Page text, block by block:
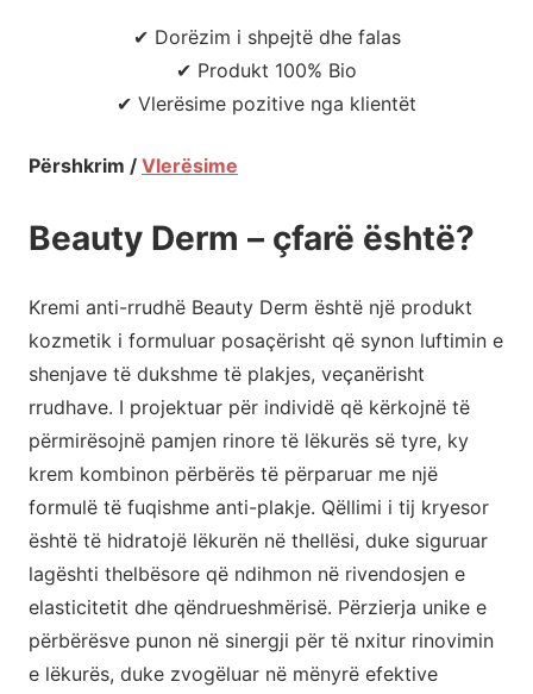
✔ Dorëzim i shpejtë dhe falas
✔ Produkt 100% Bio
✔ Vlerësime pozitive nga klientët
Përshkrim / Vlerësime
Beauty Derm – çfarë është?
Kremi anti-rrudhë Beauty Derm është një produkt
kozmetik i formuluar posaçërisht që synon luftimin e
shenjave të dukshme të plakjes, veçanërisht
rrudhave. I projektuar për individë që kërkojnë të
përmirësojnë pamjen rinore të lëkurës së tyre, ky
krem kombinon përbërës të përparuar me një
formulë të fuqishme anti-plakje. Qëllimi i tij kryesor
është të hidratojë lëkurën në thellësi, duke siguruar
lagështi thelbësore që ndihmon në rivendosjen e
elasticitetit dhe qëndrueshmërisë. Përzierja unike e
përbërësve punon në sinergji për të nxitur rinovimin
e lëkurës, duke zvogëluar në mënyrë efektive